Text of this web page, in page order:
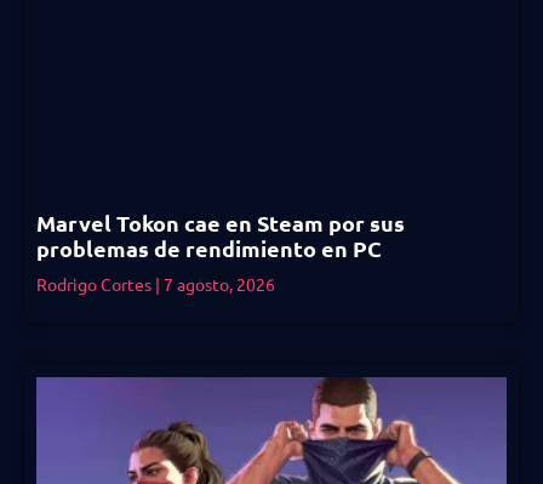
Marvel Tokon cae en Steam por sus
problemas de rendimiento en PC
Rodrigo Cortes 7 agosto, 2026